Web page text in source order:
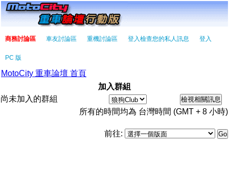
商務討論區 車友討論區 重機討論區 登入檢查您的私人訊息 登入
PC 版
MotoCity 重車論壇 首頁
加入群組
尚未加入的群組
所有的時間均為 台灣時間 (GMT + 8 小時)
前往: